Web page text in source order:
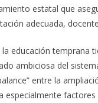
estatal que
adecuada,
la educación temprana
ambiciosa del
entre la
especialmente